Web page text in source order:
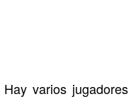
Hay varios